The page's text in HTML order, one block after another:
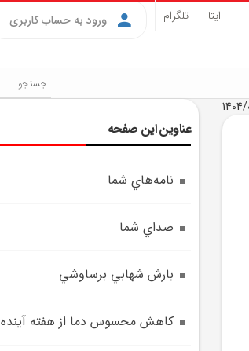
ورود به حساب کاربری ایتا تلگرام
عناوین این صفحه
نامه‌هاي شما
صداي شما
بارش شهابي برساوشي
کاهش محسوس دما از هفته آينده